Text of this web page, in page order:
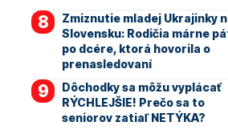
Zmiznutie mladej Ukrajinky
Slovensku: Rodičia márne
po dcére, ktorá hovorila o
prenasledovaní
Dôchodky sa môžu vyplácať
RÝCHLEJŠIE! Prečo sa to
seniorov zatiaľ NETÝKA?